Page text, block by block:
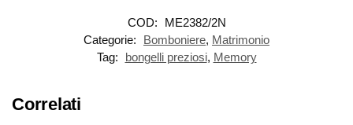
COD:
ME2382/2N
Categorie:
Bomboniere, Matrimonio
Tag:
bongelli preziosi, Memory
Correlati